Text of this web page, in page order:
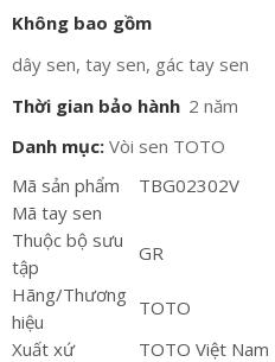
Không bao gồm
dây sen, tay sen, gác tay sen
Thời gian bảo hành 2 năm
Danh mục: Vòi sen TOTO
Mã sản phẩm
TBG02302V
Mã tay sen
Thuộc bộ sưu
tập
GR
Hãng/Thương
hiệu
TOTO
Xuất xứ
TOTO Việt Nam